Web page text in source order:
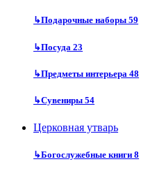
↳Подарочные наборы 59
↳Посуда 23
↳Предметы интерьера 48
↳Сувениры 54
Церковная утварь
↳Богослужебные книги 8